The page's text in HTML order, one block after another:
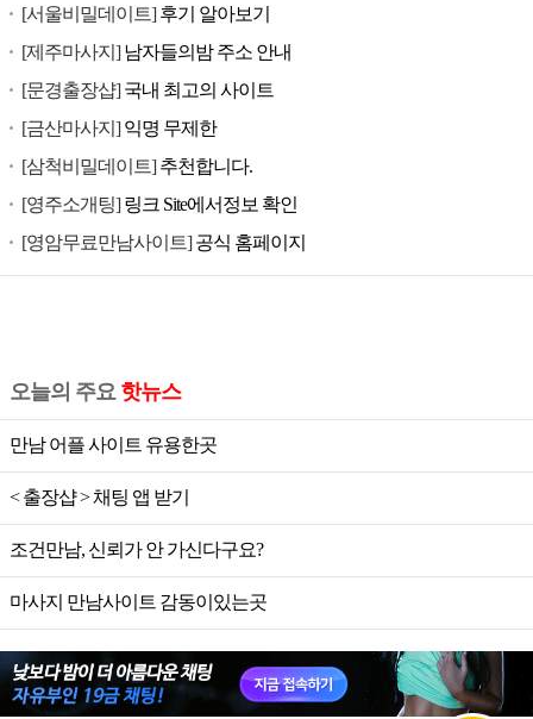
[서울비밀데이트]후기 알아보기
[제주마사지]남자들의밤 주소 안내
[문경출장샵]국내 최고의 사이트
[금산마사지]익명 무제한
[삼척비밀데이트]추천합니다.
[영주소개팅]링크 Site에서정보 확인
[영암무료만남사이트]공식 홈페이지
오늘의 주요핫뉴스
만남 어플 사이트 유용한곳
< 출장샵 > 채팅 앱 받기
조건만남, 신뢰가 안 가신다구요?
마사지 만남사이트 감동이있는곳